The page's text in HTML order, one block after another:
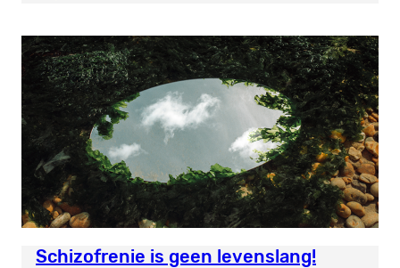
Schizofrenie is geen levenslang!